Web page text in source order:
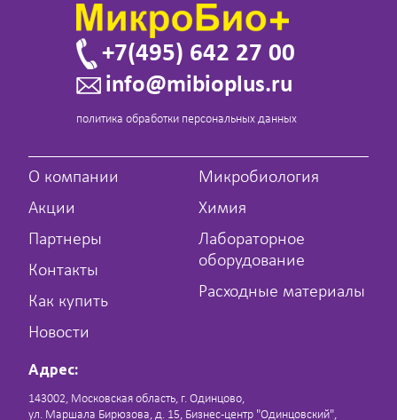
+7(495) 642 27 00
info@mibioplus.ru
политика обработки персональных данных
О компании
Акции
Партнеры
Контакты
Как купить
Новости
Микробиология
Химия
Лабораторное
оборудование
Расходные материалы
Адрес:
143002, Московская область, г. Одинцово,
ул. Маршала Бирюзова, д. 15, Бизнес-центр "Одинцовский",